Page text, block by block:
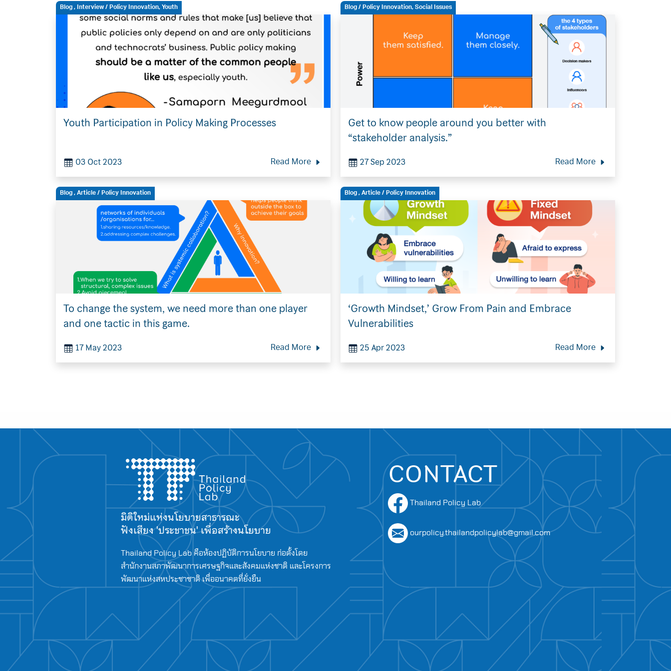
Blog , Interview / Policy Innovation, Youth
Youth Participation in Policy Making Processes
03 Oct 2023 Read More
Blog / Policy Innovation, Social Issues
Get to know people around you better with
“stakeholder analysis.”
27 Sep 2023 Read More
Blog , Article / Policy Innovation
To change the system, we need more than one player
and one tactic in this game.
17 May 2023 Read More
Blog , Article / Policy Innovation
‘Growth Mindset,’ Grow From Pain and Embrace
Vulnerabilities
25 Apr 2023 Read More
มิติใหม่แห่งนโยบายสาธารณะ
ฟังเสียง 'ประชาชน' เพื่อสร้างนโยบาย
Thailand Policy Lab คือห้องปฏิบัติการนโยบาย ก่อตั้งโดย
สำนักงานสภาพัฒนาการเศรษฐกิจและสังคมแห่งชาติ และโครงการ
พัฒนาแห่งสหประชาชาติ เพื่ออนาคตที่ยั่งยืน
CONTACT
Thailand Policy Lab
ourpolicy.thailandpolicylab@gmail.com